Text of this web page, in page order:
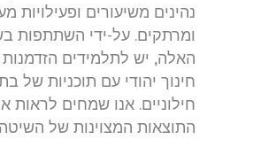
נהינים משיעורים ופעילויות
ומרתקים. על-ידי השתתפות
האלה, יש לתלמידים
חינוך יהודי עם תוכניות של
חילוניים. אנו שמחים לראות
התוצאות המצוינות של